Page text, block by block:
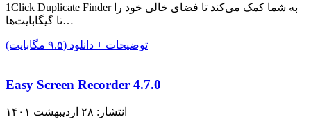
1Click Duplicate Finder به شما کمک می‌کند تا فضای خالی خود را
تا گیگابایت‌ها…
توضیحات + دانلود (۹.۵ مگابایت)
Easy Screen Recorder 4.7.0
انتشار: ۲۸ اردیبهشت ۱۴۰۱